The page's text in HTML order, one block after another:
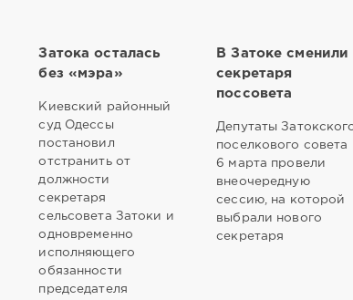
Затока осталась
без «мэра»
Киевский районный
суд Одессы
постановил
отстранить от
должности
секретаря
сельсовета Затоки и
одновременно
исполняющего
обязанности
председателя
В Затоке сменили
секретаря
поссовета
Депутаты
поселкового совета
6 марта провели
внеочередную
сессию, на которой
выбрали нового
секретаря